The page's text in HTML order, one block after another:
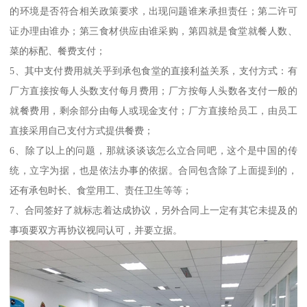
的环境是否符合相关政策要求，出现问题谁来承担责任；第二许可
证办理由谁办；第三食材供应由谁采购，第四就是食堂就餐人数、
菜的标配、餐费支付；
5、其中支付费用就关乎到承包食堂的直接利益关系，支付方式：有
厂方直接按每人头数支付每月费用；厂方按每人头数各支付一般的
就餐费用，剩余部分由每人或现金支付；厂方直接给员工，由员工
直接采用自己支付方式提供餐费；
6、除了以上的问题，那就谈谈该怎么立合同吧，这个是中国的传
统，立字为据，也是依法办事的依据。合同包含除了上面提到的，
还有承包时长、食堂用工、责任卫生等等；
7、合同签好了就标志着达成协议，另外合同上一定有其它未提及的
事项要双方再协议视同认可，并要立据。